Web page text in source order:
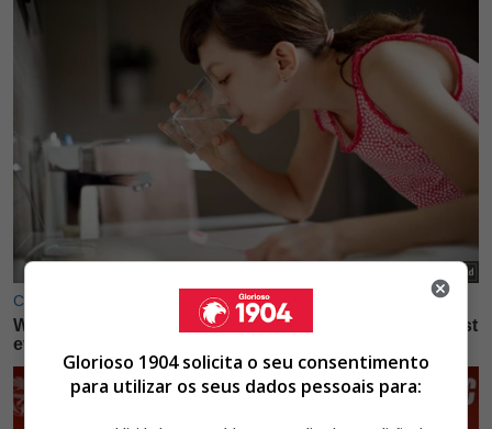
Glorioso 1904 solicita o seu consentimento
para utilizar os seus dados pessoais para: